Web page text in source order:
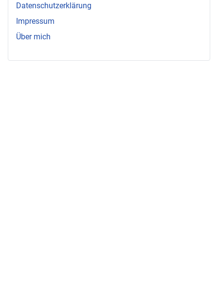
Datenschutzerklärung
Impressum
Über mich